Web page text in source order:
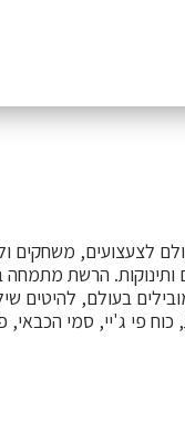
הרשת מתמחה
בעולם, להיטים